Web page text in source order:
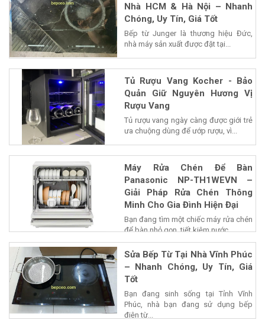
Nhà HCM & Hà Nội – Nhanh
Chóng, Uy Tín, Giá Tốt
Bếp từ Junger là thương hiệu Đức,
nhà máy sản xuất được đặt tại...
Tủ Rượu Vang Kocher - Bảo
Quản Giữ Nguyên Hương Vị
Rượu Vang
Tủ rượu vang ngày càng được giới trẻ
ưa chuộng dùng để ướp rượu, vì...
Máy Rửa Chén Để Bàn
Panasonic NP-TH1WEVN –
Giải Pháp Rửa Chén Thông
Minh Cho Gia Đình Hiện Đại
Bạn đang tìm một chiếc máy rửa chén
để bàn nhỏ gọn, tiết kiệm nước...
Sửa Bếp Từ Tại Nhà Vĩnh Phúc
– Nhanh Chóng, Uy Tín, Giá
Tốt
Bạn đang sinh sống tại Tỉnh Vĩnh
Phúc, nhà bạn đang sử dụng bếp
điện từ...